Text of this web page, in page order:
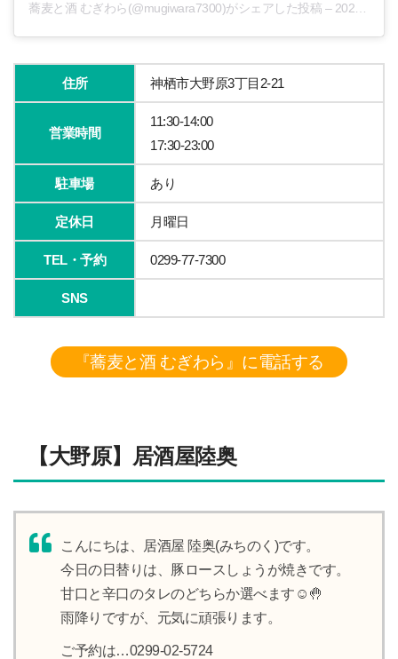
蕎麦と酒 むぎわら(@mugiwara7300)がシェアした投稿 – 2020年 4月月21日午後8時25分PDT
住所 神栖市大野原3丁目2-21
営業時間
11:30-14:00
17:30-23:00
駐車場 あり
定休日 月曜日
TEL・予約 0299-77-7300
SNS
『蕎麦と酒 むぎわら』に電話する
【大野原】居酒屋陸奥
こんにちは、居酒屋 陸奥(みちのく)です。
今日の日替りは、豚ロースしょうが焼きです。
甘口と辛口のタレのどちらか選べます☺️🤚
雨降りですが、元気に頑張ります。
ご予約は…0299-02-5724